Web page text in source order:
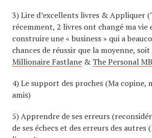
3) Lire d’excellents livres & Appliquer
récemment, 2 livres ont changé ma vie
construire une « business » qui a
chances de réussir que la moyenne, soit
Millionaire Fastlane & The Personal
4) Le support des proches (Ma copine,
amis)
5) Apprendre de ses erreurs
de ses échecs et des erreurs des autres